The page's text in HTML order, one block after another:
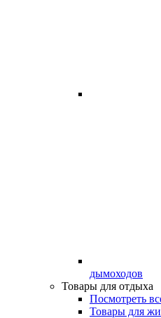
дымоходов
Товары для отдыха
Посмотреть
Товары для